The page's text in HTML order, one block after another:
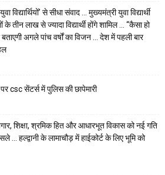
से सीधा संवाद … मुख्यमंत्री युवा विद्यार्थी
लाख से ज्यादा विद्यार्थी होंगे शामिल … “कैसा हो
अगले पांच वर्षों का विजन … देश में पहली बार
csc सेंटर्स में पुलिस की छापेमारी
शिक्षा, श्रमिक हित और आधारभूत विकास को नई गति
… हल्द्वानी के लामाचौड़ में हाईकोर्ट के लिए भूमि को